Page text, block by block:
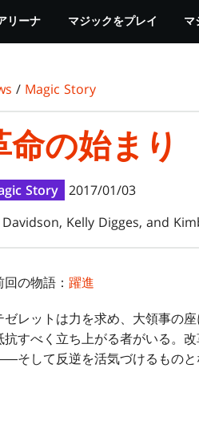
リーナ マジックをプレイ マ
/ Magic Story
命の始まり
Story 2017/01/03
Kelly Digges, and
の物語： 躍進
レットは力を求め、大領事の
抗すべく立ち上がる者がいる。
そして反逆を活気づけるものと